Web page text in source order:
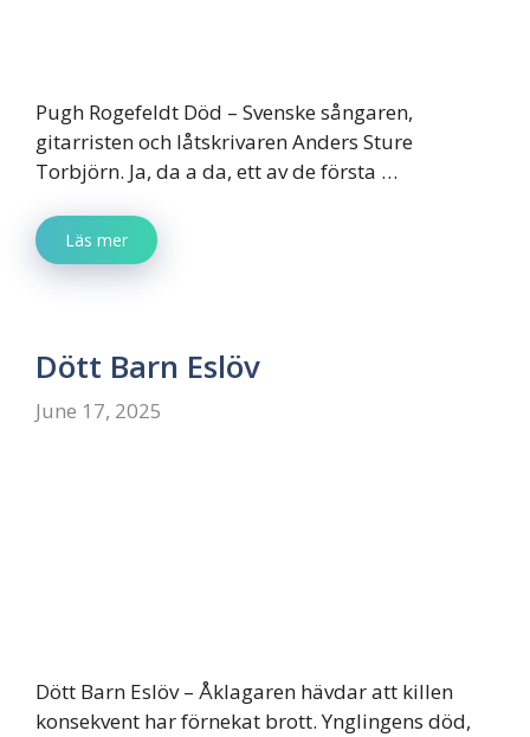
Pugh Rogefeldt Död – Svenske sångaren,
gitarristen och låtskrivaren Anders Sture
Torbjörn. Ja, da a da, ett av de första …
Läs mer
Dött Barn Eslöv
June 17, 2025
Dött Barn Eslöv – Åklagaren hävdar att killen
konsekvent har förnekat brott. Ynglingens död,